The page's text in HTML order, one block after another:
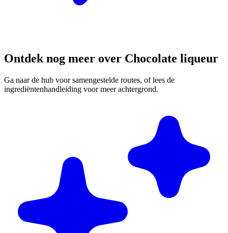
Ontdek nog meer over Chocolate liqueur
Ga naar de hub voor samengestelde routes, of lees de
ingrediëntenhandleiding voor meer achtergrond.